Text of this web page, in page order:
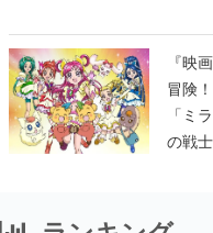
『映
冒険
「ミ
の戦